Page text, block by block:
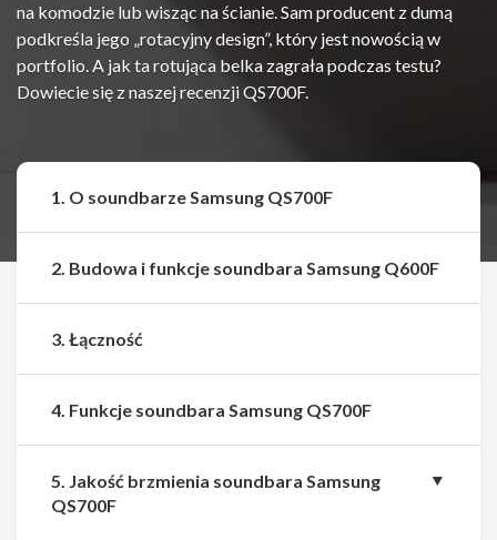
na komodzie lub wisząc na ścianie. Sam producent z dumą
podkreśla jego „rotacyjny design”, który jest nowością w
portfolio. A jak ta rotująca belka zagrała podczas testu?
Dowiecie się z naszej recenzji QS700F.
1. O soundbarze Samsung QS700F
2. Budowa i funkcje soundbara Samsung Q600F
3. Łączność
4. Funkcje soundbara Samsung QS700F
5. Jakość brzmienia soundbara Samsung
QS700F